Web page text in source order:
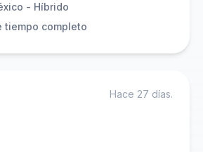
- Híbrido
tiempo completo
Hace 27 días.